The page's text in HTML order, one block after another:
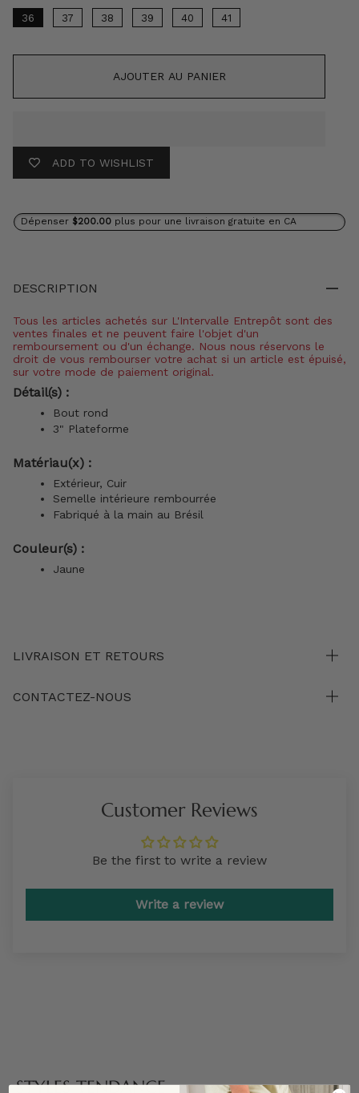
36 37 38 39 40 41
AJOUTER AU PANIER
ADD TO WISHLIST
Dépenser $200.00 plus pour une livraison gratuite en CA
DESCRIPTION
Tous les articles achetés sur L'Intervalle Entrepôt sont des
ventes finales et ne peuvent faire l'objet d'un
remboursement ou d'un échange. Nous nous réservons le
droit de vous rembourser votre achat si un article est épuisé,
sur votre mode de paiement original.
Détail(s) :
Bout rond
3" Plateforme
Matériau(x) :
Extérieur, Cuir
Semelle intérieure rembourrée
Fabriqué à la main au Brésil
Couleur(s) :
Jaune
LIVRAISON ET RETOURS
CONTACTEZ-NOUS
Customer Reviews
Be the first to write a review
Write a review
STYLES TENDANCE